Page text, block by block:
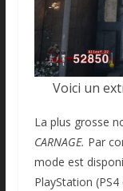
Voici un
La plus grosse
CARNAGE. Par
mode est
PlayStation (PS4